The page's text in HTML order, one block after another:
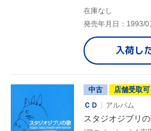
在庫なし
発売年月日：1993/
入荷し
中古
店舗受取可
ＣＤ
アルバム
スタジオジブリ